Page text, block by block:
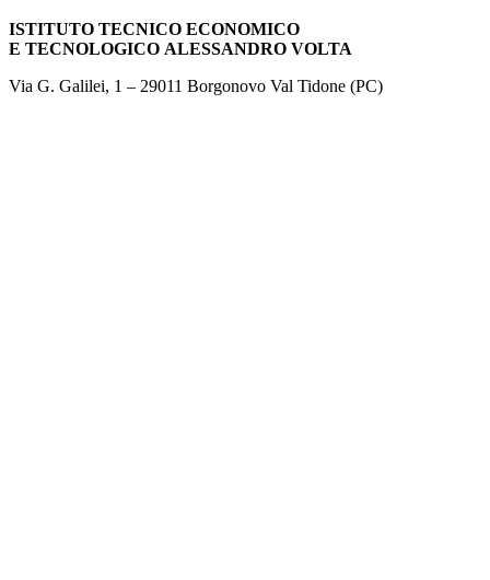
ISTITUTO TECNICO ECONOMICO
E TECNOLOGICO ALESSANDRO VOLTA
Via G. Galilei, 1 – 29011 Borgonovo Val Tidone (PC)